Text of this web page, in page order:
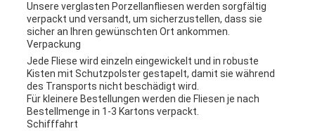
Unsere verglasten Porzellanfliesen werden sorgfältig
verpackt und versandt, um sicherzustellen, dass sie
sicher an Ihren gewünschten Ort ankommen.
Verpackung
Jede Fliese wird einzeln eingewickelt und in robuste
Kisten mit Schutzpolster gestapelt, damit sie während
des Transports nicht beschädigt wird.
Für kleinere Bestellungen werden die Fliesen je nach
Bestellmenge in 1-3 Kartons verpackt.
Schifffahrt